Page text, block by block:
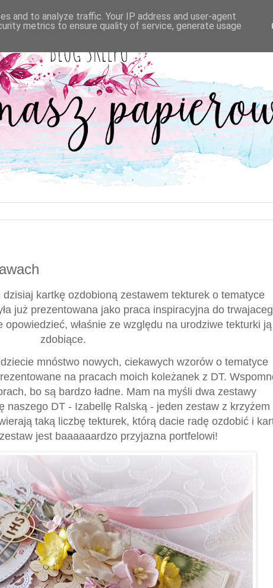
dzisiaj kartkę ozdobioną zestawem tekturek o tematyce
już prezentowana jako praca inspiracyjna do
właśnie ze względu na urodziwe tekturki ją
zdobiące.
mnóstwo nowych, ciekawych wzorów o tematyce
na pracach moich koleżanek z DT.
bo są bardzo ładne. Mam na myśli dwa zestawy
naszego DT - Izabellę Ralską - jeden zestaw z krzyżem
taką liczbę tekturek, którą dacie radę ozdobić i
jest baaaaaardzo przyjazna portfelowi!
and to analyze traffic. Your IP address and user-agent
metrics to ensure quality of service, generate usage